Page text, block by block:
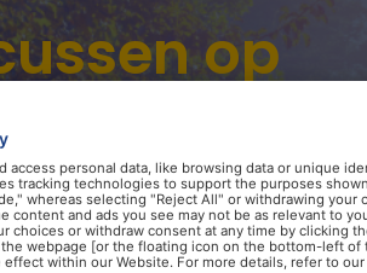
op
access personal data, like browsing data or unique
tracking technologies to support the purposes
whereas selecting "Reject All" or withdrawing your
content and ads you see may not be as relevant to
choices or withdraw consent at any time by clicking
webpage [or the floating icon on the bottom-left of
within our Website. For more details, refer to our